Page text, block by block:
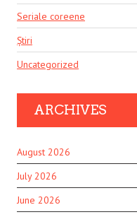
Seriale coreene
Știri
Uncategorized
ARCHIVES
August 2026
July 2026
June 2026